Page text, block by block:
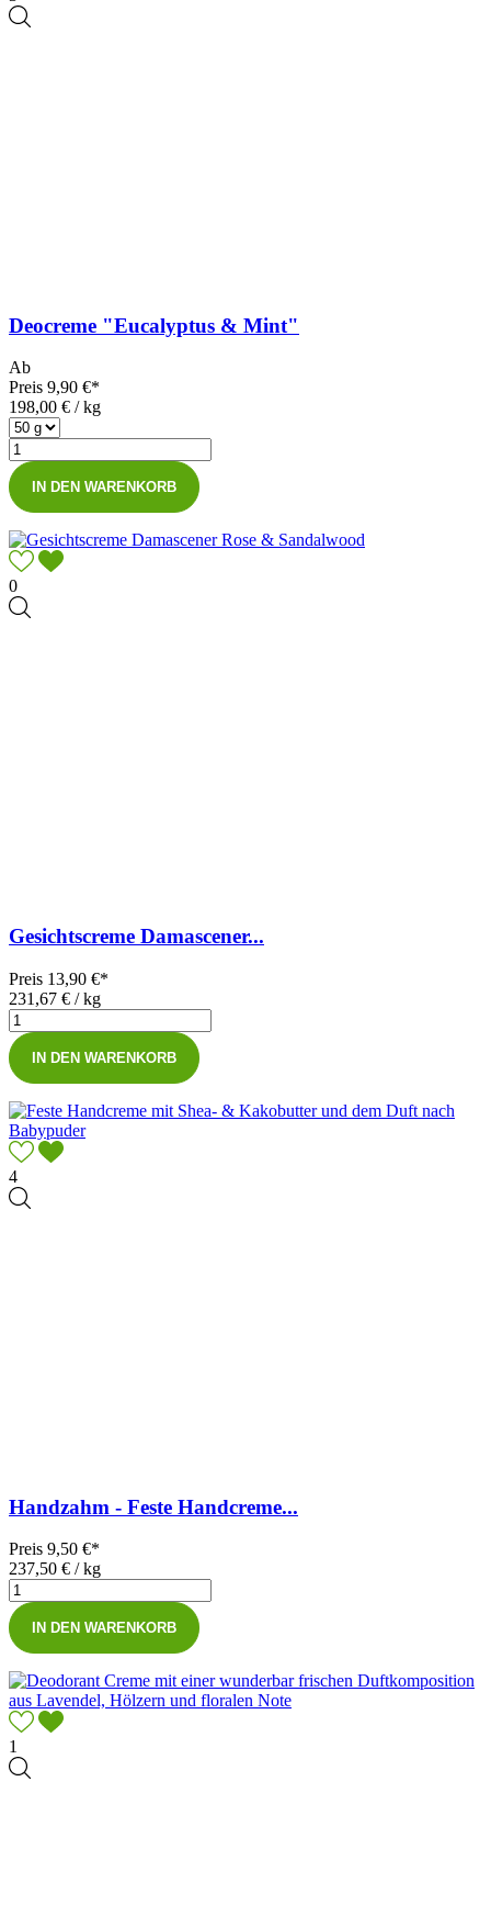
Deocreme "Eucalyptus & Mint"
Ab
Preis 9,90 €*
198,00 € / kg
IN DEN WARENKORB
0
Gesichtscreme Damascener...
Preis 13,90 €*
231,67 € / kg
IN DEN WARENKORB
4
Handzahm - Feste Handcreme...
Preis 9,50 €*
237,50 € / kg
IN DEN WARENKORB
1